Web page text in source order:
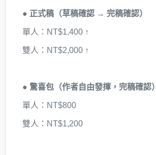
● 正式稿（草稿確認 → 完稿確認）
單人：NT$1,400 ↑
雙人：NT$2,000 ↑
● 驚喜包（作者自由發揮，完稿確認）
單人：NT$800
雙人：NT$1,200